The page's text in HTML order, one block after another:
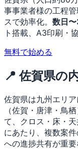
事事業者様の工程
スで効率化。 数日
ト搭載、A3印刷・
無料で始める
📍 佐賀県の
佐賀県は九州エリ
（佐賀・唐津・鳥
て、クロス・床・
にあたり、複数案
への進捗共有が重要